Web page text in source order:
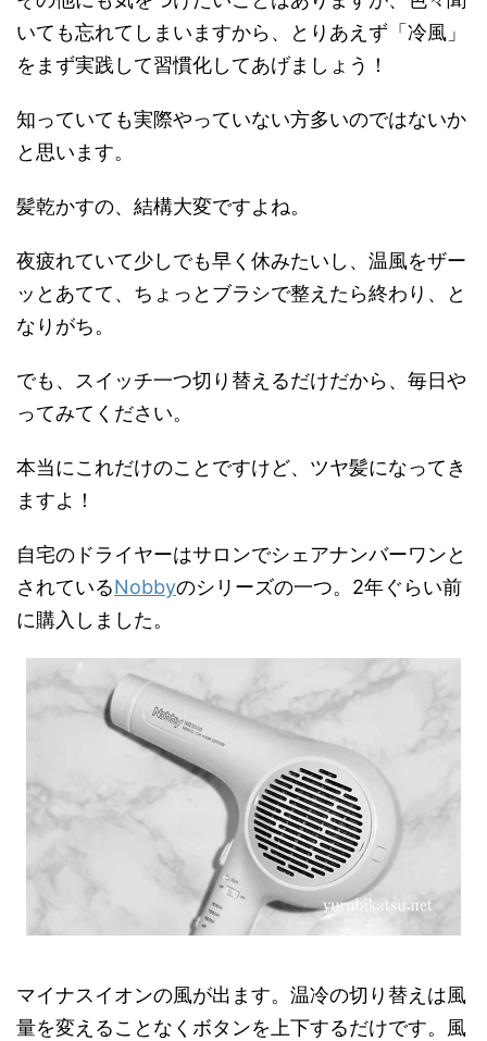
いても忘れてしまいますから、とりあえず「冷風」
をまず実践して習慣化してあげましょう！
知っていても実際やっていない方多いのではないか
と思います。
髪乾かすの、結構大変ですよね。
夜疲れていて少しでも早く休みたいし、温風をザー
ッとあてて、ちょっとブラシで整えたら終わり、と
なりがち。
でも、スイッチ一つ切り替えるだけだから、毎日や
ってみてください。
本当にこれだけのことですけど、ツヤ髪になってき
ますよ！
自宅のドライヤーはサロンでシェアナンバーワンと
されているNobbyのシリーズの一つ。2年ぐらい前
に購入しました。
マイナスイオンの風が出ます。温冷の切り替えは風
量を変えることなくボタンを上下するだけです。風